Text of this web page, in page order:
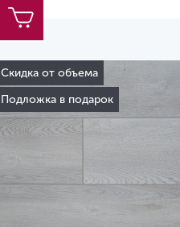
Скидка от объема
Подложка в подарок